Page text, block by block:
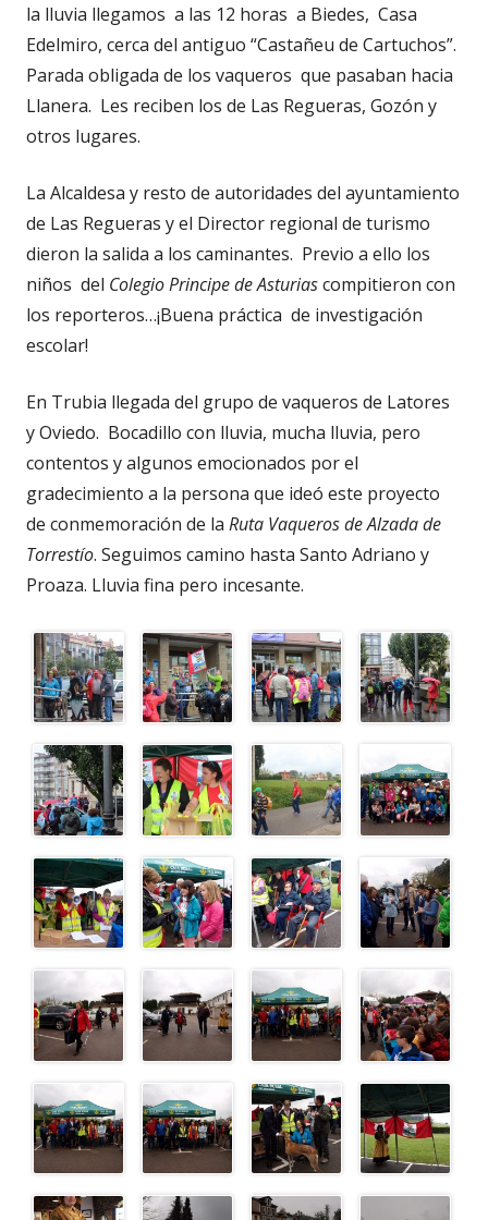
la lluvia llegamos a las 12 horas a Biedes, Casa
Edelmiro, cerca del antiguo “Castañeu de Cartuchos”.
Parada obligada de los vaqueros que pasaban hacia
Llanera. Les reciben los de Las Regueras, Gozón y
otros lugares.
La Alcaldesa y resto de autoridades del ayuntamiento
de Las Regueras y el Director regional de turismo
dieron la salida a los caminantes. Previo a ello los
niños del Colegio Principe de Asturiascompitieron con
los reporteros…¡Buena práctica de investigación
escolar!
En Trubia llegada del grupo de vaqueros de Latores
y Oviedo. Bocadillo con lluvia, mucha lluvia, pero
contentos y algunos emocionados por el
gradecimiento a la persona que ideó este proyecto
de conmemoración de la Ruta Vaqueros de Alzada de
Torrestío. Seguimos camino hasta Santo Adriano y
Proaza. Lluvia fina pero incesante.